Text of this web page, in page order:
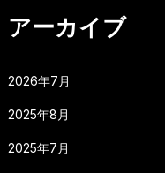
アーカイブ
2026年7月
2025年8月
2025年7月